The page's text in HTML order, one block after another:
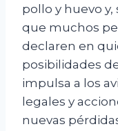
pollo y huevo
que muchos
declaren en
posibilidades
impulsa a los
legales y
nuevas